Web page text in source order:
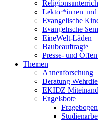
Lektor*innen
Evangelische
Evangelische
EineWelt-Läden
Baubeauftragte
Presse- und
Themen
Ahnenforschung
Beratung
EKIDZ
Engelsbote